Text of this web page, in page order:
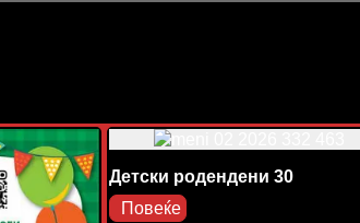
Детски родендени 30
Повеќе